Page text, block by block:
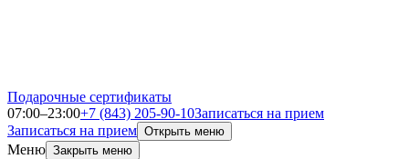
Подарочные сертификаты
07:00–23:00+7 (843) 205-90-10Записаться на прием
Записаться на прием Открыть меню
Меню Закрыть меню